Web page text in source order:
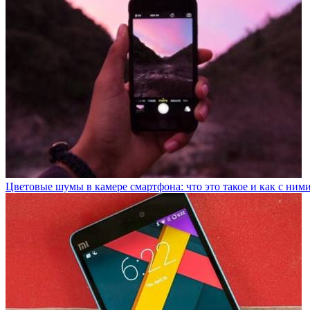
Цветовые шумы в камере смартфона: что это такое и как с